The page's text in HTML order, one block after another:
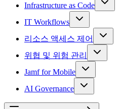
Infrastructure as Code
IT Workflows
리소스 액세스 제어
위협 및 위험 관리
Jamf for Mobile
AI Governance